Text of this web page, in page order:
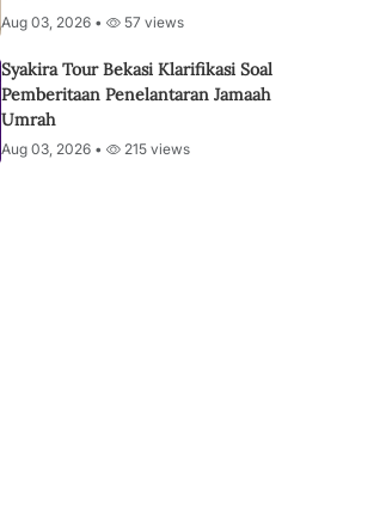
Aug 03, 2026 • 57 views
Syakira Tour Bekasi Klarifikasi Soal
Pemberitaan Penelantaran Jamaah
Umrah
Aug 03, 2026 • 215 views